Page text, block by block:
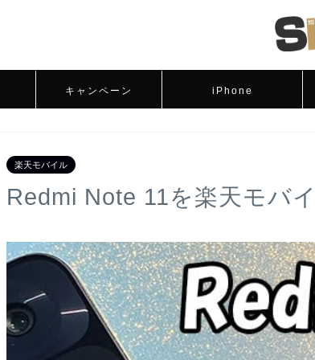
キャンペーン iPhone
楽天モバイル
Redmi Note 11を楽天モバ